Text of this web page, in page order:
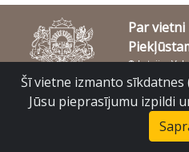
Par vietni
© Latvijas
Slokas iela 16,
Šī vietne izmanto
Jūsu pieprasījumu izpildi